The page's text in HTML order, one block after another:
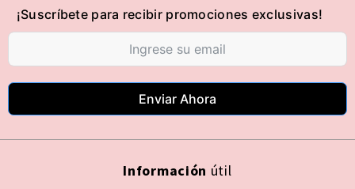
¡Suscríbete para recibir promociones exclusivas!
Enviar Ahora
Información útil